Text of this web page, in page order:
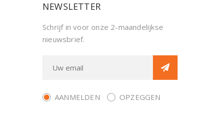
NEWSLETTER
Schrijf in voor onze 2-maandelijkse
nieuwsbrief.
AANMELDEN OPZEGGEN